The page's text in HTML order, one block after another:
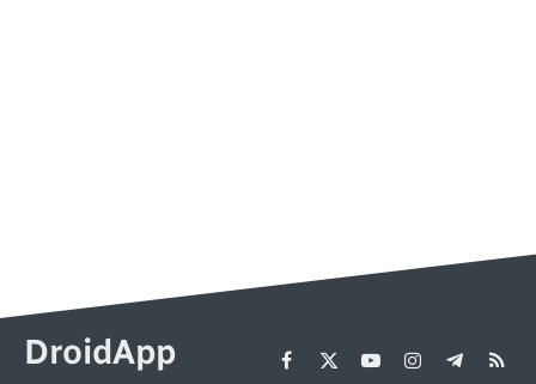
DroidApp Facebook
X
YouTubeInstagram
Telegram
RSS